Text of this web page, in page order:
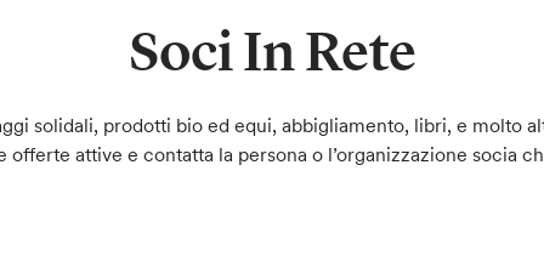
Soci In Rete
solidali, prodotti bio ed equi, abbigliamento, libri, e molto
offerte attive e contatta la persona o l’organizzazione socia